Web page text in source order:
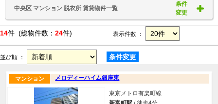
中央区 マンション 脱衣所 賃貸物件一覧
条件
変更
14件 (総物件数： 24件) 表示件数 ：
並び順 ： 条件変更
メロディーハイム銀座東
マンション
東京メトロ有楽町線